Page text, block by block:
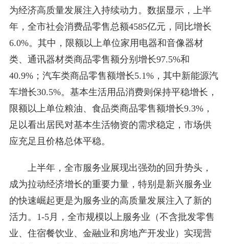
为经济高质量发展注入持续动力。数据显示，上半
年，全市社会消费品零售总额4585亿元，同比增长
6.0%。其中，限额以上单位家用电器和音像器材
类、通讯器材类商品零售额分别增长97.5%和
40.9%；汽车类商品零售额增长5.1%，其中新能源汽
车增长30.5%。基本生活用品消费则保持平稳增长，
限额以上单位粮油、食品类商品零售额增长9.3%，
足以看出居民对基本生活物资的需求稳定，市场供
应充足且价格总体平稳。
上半年，全市服务业展现出强劲的回升势头，
成为拉动经济增长的重要力量，特别是新兴服务业
的快速崛起更是为服务业的高质量发展注入了新的
活力。1-5月，全市规模以上服务业（不含批发零售
业、住宿餐饮业、金融业和房地产开发业）实现营